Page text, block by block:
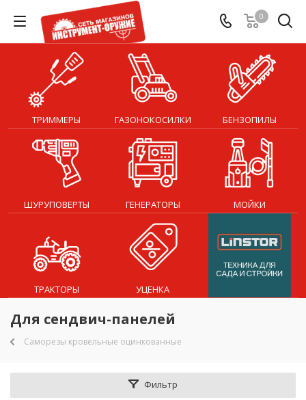
0
ТРИММЕРЫ ГАЗОНОКОСИЛКИ БЕНЗОПИЛЫ
ШУРУПОВЕРТЫ ГЕНЕРАТОРЫ МОЙКИ
ТРАКТОРЫ УЦЕНКА
Для сендвич-панелей
Саморезы кровельные оцинкованные
Фильтр